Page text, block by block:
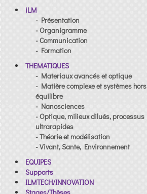
iLM
- Présentation
- Organigramme
- Communication
- Formation
THEMATIQUES
- Materiaux avancés et optique
- Matière complexe et systèmes hors
équilibre
- Nanosciences
- Optique, milieux dilués, processus
ultrarapides
- Théorie et modélisation
- Vivant, Sante, Environnement
EQUIPES
Supports
ILMTECH/INNOVATION
Stages/Thèses